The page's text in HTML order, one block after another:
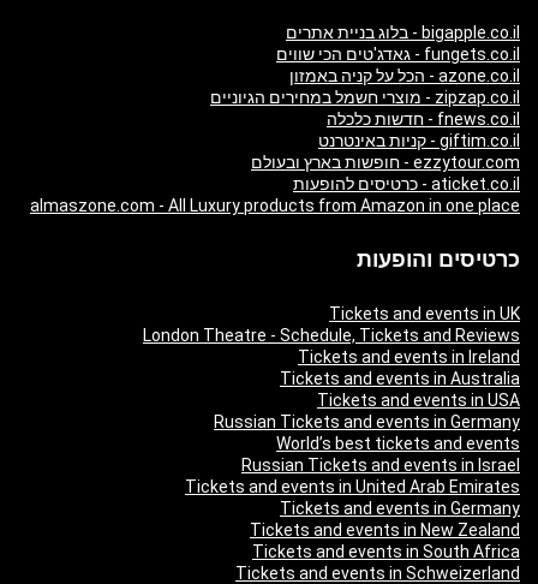
bigapple.co.il - בלוג בניית אתרים
fungets.co.il - גאדג'טים הכי שווים
azone.co.il - הכל על קניה באמזון
zipzap.co.il - מוצרי חשמל במחירים הגיוניים
fnews.co.il - חדשות כלכלה
giftim.co.il - קניות באינטרנט
ezzytour.com - חופשות בארץ ובעולם
aticket.co.il - כרטיסים להופעות
almaszone.com - All Luxury products from Amazon in one place
כרטיסים והופעות
Tickets and events in UK
London Theatre - Schedule, Tickets and Reviews
Tickets and events in Ireland
Tickets and events in Australia
Tickets and events in USA
Russian Tickets and events in Germany
World’s best tickets and events
Russian Tickets and events in Israel
Tickets and events in United Arab Emirates
Tickets and events in Germany
Tickets and events in New Zealand
Tickets and events in South Africa
Tickets and events in Schweizerland